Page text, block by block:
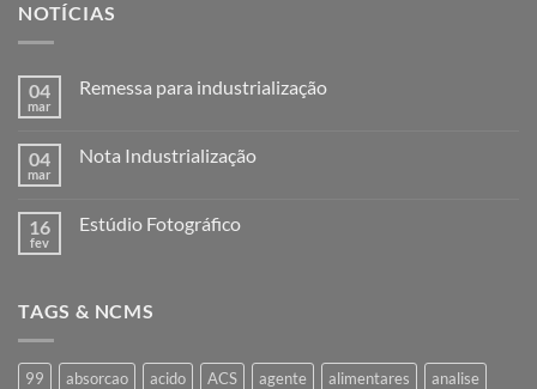
NOTÍCIAS
04
mar
Remessa para industrialização
Remessa
04
mar
Nota Industrialização
Nota
16
fev
Estúdio Fotográfico
Fotográfico
TAGS & NCMS
99 absorcao acido ACS agente alimentares analise